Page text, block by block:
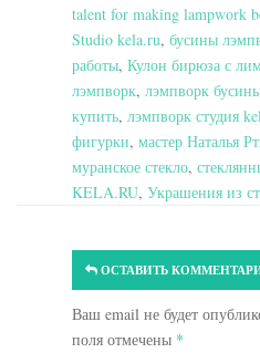
talent for making lampwork
Studio kela.ru, бусины
работы, Кулон бирюза с
лэмпворк, лэмпворк
купить, лэмпворк студия
фигурки, мастер Наталья
муранское стекло,
KELA.RU, Украшения из
ОСТАВИТЬ
Ваш email не будет
поля отмечены *